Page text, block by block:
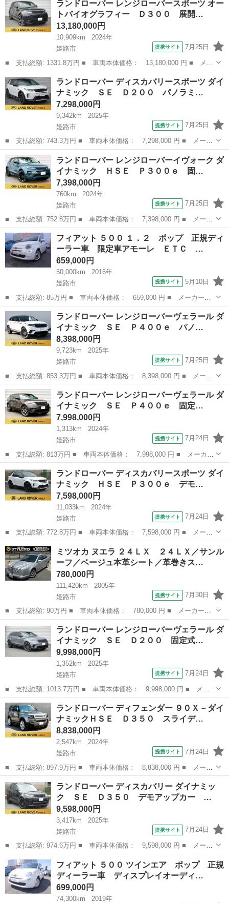
ア ラウンジ 正規ディーラー車 社外ナビ・フルセグＴＶ ＨＩ
Ｄ ＥＴＣ ガラス...
ランドローバー レンジローバースポーツ オー
トバイオグラフィー Ｄ３００ 展開…
13,180,000円
10,909km
2024年
姫路市
提携サイト 7月25日
■ 支払総額: 1331.8万円 ■ 車両本体価格： 13,180,000 円 ■ メー
カー名： ランドローバー ■ 車種名： レンジローバースポーツ
■ グレード名： オートバイオグラフィー Ｄ３００ 展開式サンル
ーフ ...
兵庫 姫路市 その他
ランドローバー ディスカバリースポーツ ダイ
ナミック ＳＥ Ｄ２００ パノラミ…
7,298,000円
9,342km
2025年
姫路市
提携サイト 7月25日
■ 支払総額: 743.3万円 ■ 車両本体価格： 7,298,000 円 ■ メーカ
ー名： ランドローバー ■ 車種名： ディスカバリースポーツ ■
グレード名： ダイナミック ＳＥ Ｄ２００ パノラミックルー
フ インテ...
兵庫 姫路市 その他
ランドローバー レンジローバーイヴォーク ダ
イナミック ＨＳＥ Ｐ３００ｅ 固…
7,398,000円
760km
2024年
姫路市
提携サイト 7月25日
■ 支払総額: 752.8万円 ■ 車両本体価格： 7,398,000 円 ■ メーカ
ー名： ランドローバー ■ 車種名： レンジローバーイヴォーク
■ グレード名： ダイナミック ＨＳＥ Ｐ３００ｅ 固定式パノラ
ミックル...
兵庫 姫路市
フィアット ５００ １．２ ポップ 正規ディ
ーラー車 限定車アモーレ ＥＴＣ …
659,000円
50,000km
2016年
姫路市
提携サイト 5月10日
■ 支払総額: 85万円 ■ 車両本体価格： 659,000 円 ■ メーカー
名： フィアット ■ 車種名： ５００ ■ グレード名： １．２
ポップ 正規ディーラー車 限定車アモーレ ＥＴＣ アルミホイー
ル後期モデル 電...
兵庫 姫路市 その他
ランドローバー レンジローバーヴェラール ダ
イナミック ＳＥ Ｐ４００ｅ パノ…
8,398,000円
9,723km
2025年
姫路市
提携サイト 7月25日
■ 支払総額: 853.3万円 ■ 車両本体価格： 8,398,000 円 ■ メーカ
ー名： ランドローバー ■ 車種名： レンジローバーヴェラール
■ グレード名： ダイナミック ＳＥ Ｐ４００ｅ パノラミックル
ーフ ３...
兵庫 姫路市 その他
ランドローバー レンジローバーヴェラール ダ
イナミック ＳＥ Ｐ４００ｅ 固定…
7,998,000円
1,313km
2024年
姫路市
提携サイト 7月24日
■ 支払総額: 813万円 ■ 車両本体価格： 7,998,000 円 ■ メーカー
名： ランドローバー ■ 車種名： レンジローバーヴェラール ■
グレード名： ダイナミック ＳＥ Ｐ４００ｅ 固定式パノラミッ
クルーフ ...
兵庫 姫路市 その他
ランドローバー ディスカバリースポーツ ダイ
ナミック ＨＳＥ Ｐ３００ｅ デモ…
7,598,000円
11,033km
2024年
姫路市
提携サイト 7月24日
■ 支払総額: 772.8万円 ■ 車両本体価格： 7,598,000 円 ■ メーカ
ー名： ランドローバー ■ 車種名： ディスカバリースポーツ ■
グレード名： ダイナミック ＨＳＥ Ｐ３００ｅ デモアップ パ
ノラミッ...
兵庫 姫路市
ミツオカ ヌエラ ２４ＬＸ ２４ＬＸ／サンル
ーフ／ベージュ本革シート／革巻きス…
780,000円
111,420km
2005年
姫路市
提携サイト 7月30日
■ 支払総額: 90万円 ■ 車両本体価格： 780,000 円 ■ メーカー
名： ミツオカ ■ 車種名： ヌエラ ■ グレード名： ２４ＬＸ
２４ＬＸ／サンルーフ／ベージュ本革シート／革巻きステアリング／
ウッドパネル／ク...
姫路市 その他
ランドローバー レンジローバーヴェラール ダ
イナミック ＳＥ Ｄ２００ 固定式…
9,998,000円
1,352km
2025年
姫路市
提携サイト 7月24日
■ 支払総額: 1013.7万円 ■ 車両本体価格： 9,998,000 円 ■ メー
カー名： ランドローバー ■ 車種名： レンジローバーヴェラール
■ グレード名： ダイナミック ＳＥ Ｄ２００ 固定式サンルー
フ ＭＥ...
兵庫 姫路市 その他
ランドローバー ディフェンダー ９０Ｘ－ダイ
ナミックＨＳＥ Ｄ３５０ スライデ…
8,838,000円
2,547km
2024年
姫路市
提携サイト 7月24日
■ 支払総額: 897.9万円 ■ 車両本体価格： 8,838,000 円 ■ メーカ
ー名： ランドローバー ■ 車種名： ディフェンダー ■ グレード
名： ９０Ｘ－ダイナミックＨＳＥ Ｄ３５０ スライディングパノ
ラミック...
兵庫 姫路市 その他
ランドローバー ディスカバリー ダイナミッ
ク ＳＥ Ｄ３５０ デモアップカー …
9,598,000円
3,417km
2025年
姫路市
提携サイト 7月24日
■ 支払総額: 974.6万円 ■ 車両本体価格： 9,598,000 円 ■ メーカ
ー名： ランドローバー ■ 車種名： ディスカバリー ■ グレード
名： ダイナミック ＳＥ Ｄ３５０ デモアップカー サンルー
フ ワイヤ...
兵庫 姫路市
フィアット ５００ ツインエア ポップ 正規
ディーラー車 ディスプレイオーディ…
699,000円
74,300km
2019年